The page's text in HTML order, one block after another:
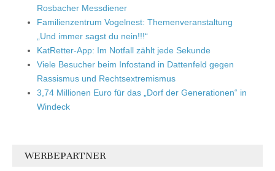
Rosbacher Messdiener
Familienzentrum Vogelnest: Themenveranstaltung
„Und immer sagst du nein!!!“
KatRetter-App: Im Notfall zählt jede Sekunde
Viele Besucher beim Infostand in Dattenfeld gegen
Rassismus und Rechtsextremismus
3,74 Millionen Euro für das „Dorf der Generationen“ in
Windeck
WERBEPARTNER